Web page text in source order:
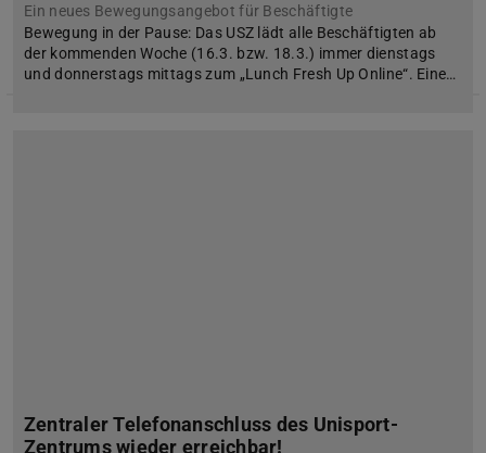
Ein neues Bewegungsangebot für Beschäftigte
Bewegung in der Pause: Das USZ lädt alle Beschäftigten ab
der kommenden Woche (16.3. bzw. 18.3.) immer dienstags
und donnerstags mittags zum „Lunch Fresh Up Online“. Eine…
Zentraler Telefonanschluss des Unisport-
Zentrums wieder erreichbar!